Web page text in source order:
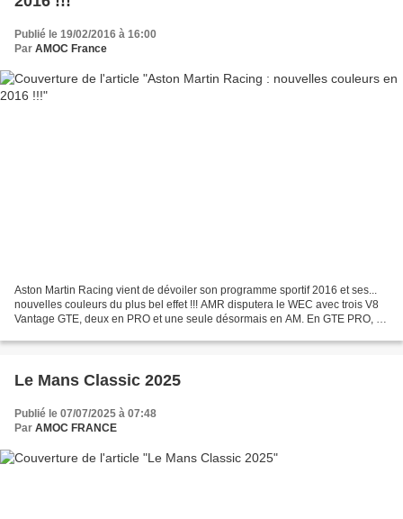
Publié le 19/02/2016 à 16:00
Par AMOC France
Aston Martin Racing vient de dévoiler son programme sportif 2016 et ses...
nouvelles couleurs du plus bel effet !!! AMR disputera le WEC avec trois V8
Vantage GTE, deux en PRO et une seule désormais en AM. En GTE PRO, la
Le Mans Classic 2025
Publié le 07/07/2025 à 07:48
Par AMOC FRANCE